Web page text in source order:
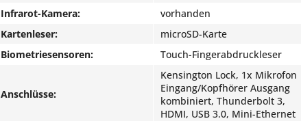
Infrarot-Kamera:
vorhanden
Kartenleser:
microSD-Karte
Biometriesensoren:
Touch-Fingerabdruckleser
Anschlüsse:
Kensington Lock, 1x Mikrofon
Eingang/Kopfhörer Ausgang
kombiniert, Thunderbolt 3,
HDMI, USB 3.0, Mini-Ethernet